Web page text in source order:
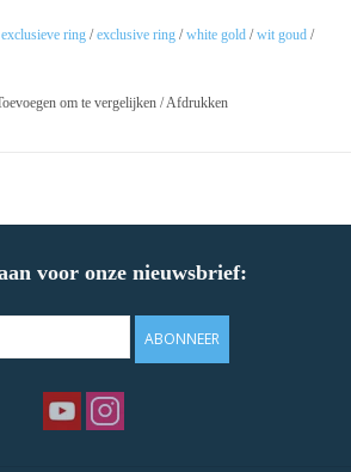
exclusieve ring /exclusive ring /white gold /wit goud /
om te vergelijken /Afdrukken
voor onze nieuwsbrief:
ABONNEER